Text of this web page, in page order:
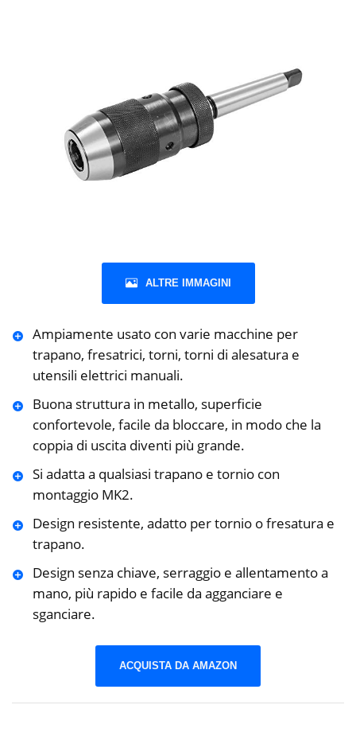
ALTRE IMMAGINI
Ampiamente usato con varie macchine per
trapano, fresatrici, torni, torni di alesatura e
utensili elettrici manuali.
Buona struttura in metallo, superficie
confortevole, facile da bloccare, in modo che la
coppia di uscita diventi più grande.
Si adatta a qualsiasi trapano e tornio con
montaggio MK2.
Design resistente, adatto per tornio o fresatura e
trapano.
Design senza chiave, serraggio e allentamento a
mano, più rapido e facile da agganciare e
sganciare.
ACQUISTA DA AMAZON